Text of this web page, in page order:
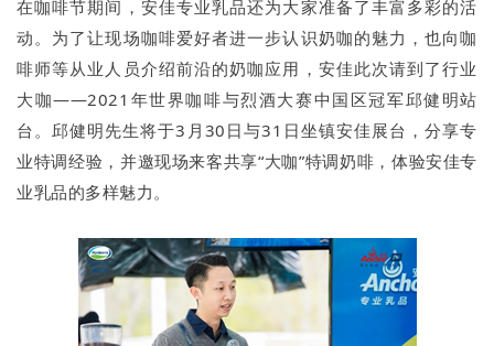
在咖啡节期间，安佳专业乳品还为大家准备了丰富多彩的活
动。为了让现场咖啡爱好者进一步认识奶咖的魅力，也向咖
啡师等从业人员介绍前沿的奶咖应用，安佳此次请到了行业
大咖——2021年世界咖啡与烈酒大赛中国区冠军邱健明站
台。邱健明先生将于3月30日与31日坐镇安佳展台，分享专
业特调经验，并邀现场来客共享“大咖”特调奶啡，体验安佳专
业乳品的多样魅力。